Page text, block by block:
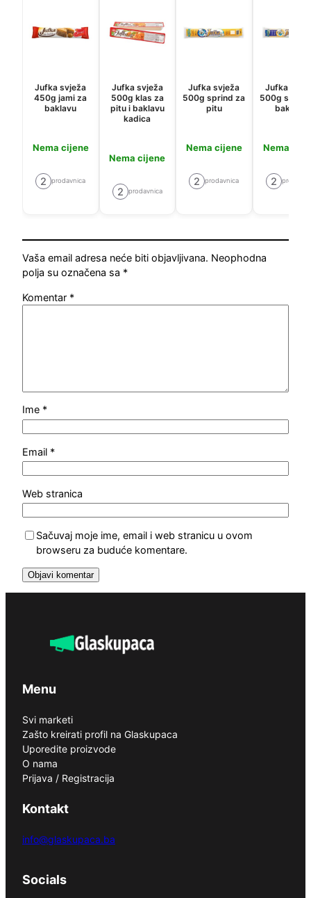
Jufka svježa
450g jami za
baklavu
Nema cijene
2 prodavnica
Jufka svježa
500g klas za
pitu i baklavu
kadica
Nema cijene
2 prodavnica
Jufka svježa
500g sprind za
pitu
Nema cijene
2 prodavnica
Jufka
500g
baklavu
Nema
2
Vaša email adresa neće biti objavljivana. Neophodna
polja su označena sa *
Komentar *
Ime *
Email *
Web stranica
Sačuvaj moje ime, email i web stranicu u ovom
browseru za buduće komentare.
Menu
Svi marketi
Zašto kreirati profil na Glaskupaca
Uporedite proizvode
O nama
Prijava / Registracija
Kontakt
info@glaskupaca.ba
Socials